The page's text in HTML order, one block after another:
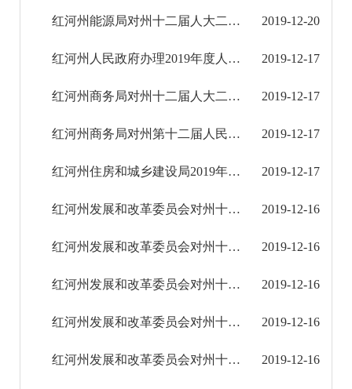
人大代表建议办理答复
政协提案办理答复
2020年
2021年
2022年
2023年
2024年
2025年
红河州能源局对州十二届人大二次会议第0231号建议的答复 2019-12-20
红河州人民政府办理2019年度人大代表建议基本情况 2019-12-17
红河州商务局对州十二届人大二次会议第141号建议的答复 2019-12-17
红河州商务局对州第十二届人民代表大会第二次会议第60号建议的答复 2019-12-17
红河州住房和城乡建设局2019年度州人大代表建议办理基本情况 2019-12-17
红河州发展和改革委员会对州十二届人大二次会议第0202号建议的答复 2019-12-16
红河州发展和改革委员会对州十二届人大二次会议第184号建议的答复 2019-12-16
红河州发展和改革委员会对州十二届人大二次会议第165号建议的答复 2019-12-16
红河州发展和改革委员会对州十二届人大二次会议第74号建议的答复 2019-12-16
红河州发展和改革委员会对州十二届人大二次会议第44号建议的答复 2019-12-16